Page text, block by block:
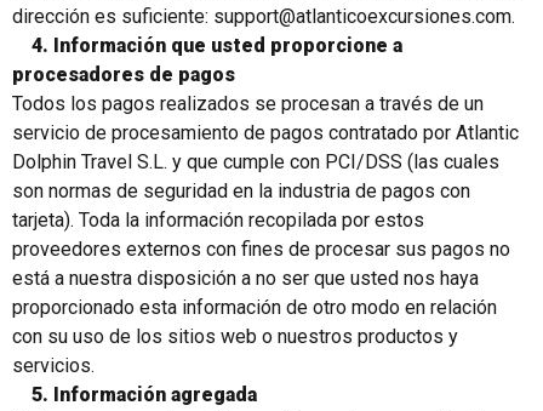
dirección es suficiente: support@atlanticoexcursiones.com.
4. Información que usted proporcione a
procesadores de pagos
Todos los pagos realizados se procesan a través de un
servicio de procesamiento de pagos contratado por Atlantic
Dolphin Travel S.L. y que cumple con PCI/DSS (las cuales
son normas de seguridad en la industria de pagos con
tarjeta). Toda la información recopilada por estos
proveedores externos con fines de procesar sus pagos no
está a nuestra disposición a no ser que usted nos haya
proporcionado esta información de otro modo en relación
con su uso de los sitios web o nuestros productos y
servicios.
5. Información agregada